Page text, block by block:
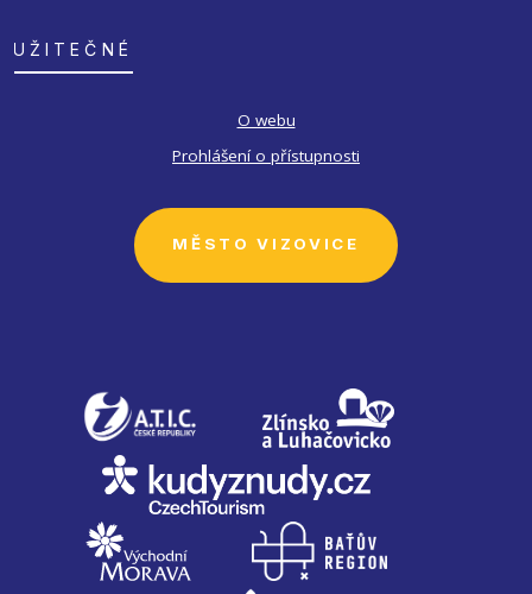
UŽITEČNÉ
O webu
Prohlášení o přístupnosti
MĚSTO VIZOVICE